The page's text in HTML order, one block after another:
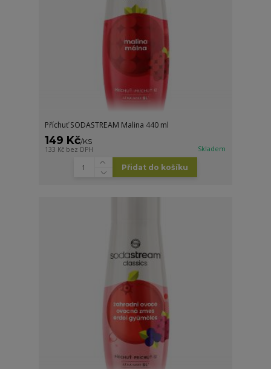
Příchuť SODASTREAM Malina 440 ml
149 Kč/KS
133 Kč bez DPH Skladem
Přidat do košíku